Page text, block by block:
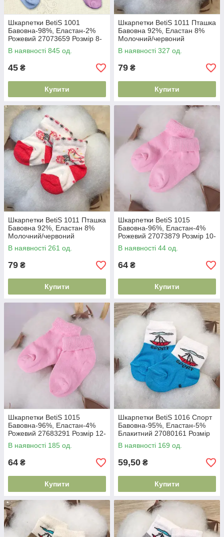
Шкарпетки BetiS 1001
Бавовна-98%, Еластан-2%
Рожевий 27073659 Розмір 8-
10
В наявності 845 од.
45 ₴
Купити
Шкарпетки BetiS 1011 Пташка
Бавовна 92%, Еластан 8%
Молочний/червоний
27073753 Розмір 6-8
В наявності 327 од.
79 ₴
Купити
Шкарпетки BetiS 1011 Пташка
Бавовна 92%, Еластан 8%
Молочний/червоний
27073754 Розмір 8-10
В наявності 261 од.
79 ₴
Купити
Шкарпетки BetiS 1015
Бавовна-96%, Еластан-4%
Рожевий 27073879 Розмір 10-
12
В наявності 44 од.
64 ₴
Купити
Шкарпетки BetiS 1015
Бавовна-96%, Еластан-4%
Рожевий 27683291 Розмір 12-
14
В наявності 185 од.
64 ₴
Купити
Шкарпетки BetiS 1016 Спорт
Бавовна-95%, Еластан-5%
Блакитний 27080161 Розмір
10-12
В наявності 169 од.
59,50 ₴
Купити